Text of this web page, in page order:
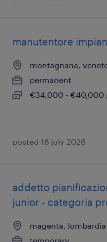
manutentore
montagnana,
permanent
€34,000 - €40,000
posted 16 july 2026
addetto
junior - categoria
magenta, lombardia